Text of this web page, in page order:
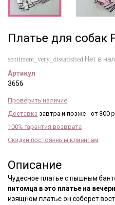
Платье для собак
sentiment_very_dissatisfied Нет в
Артикул
3656
Проверить наличие
Доставка завтра и позже - от 300
100% гарантия возврата
Скидки постоянным клиентам
Описание
Чудесное платье с пышным
питомца в это платье на
изящном платье он соберет